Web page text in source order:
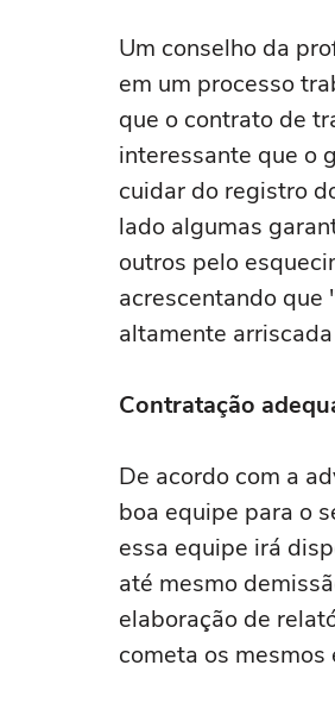
Um conselho da
em um processo
que o contrato de
interessante que o
cuidar do registro
lado algumas
outros pelo
acrescentando que
altamente
Contratação
De acordo com a
boa equipe para o
essa equipe irá
até mesmo
elaboração de
cometa os